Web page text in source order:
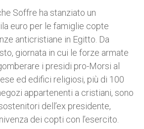
r
Soffre ha stanziato un
euro per le famiglie copte
anticristiane in Egitto. Da
giornata in cui le forze armate
i presidi pro-Morsi al
ed edifici religiosi, più di 100
appartenenti a cristiani, sono
dell’ex presidente,
dei copti con l’esercito.